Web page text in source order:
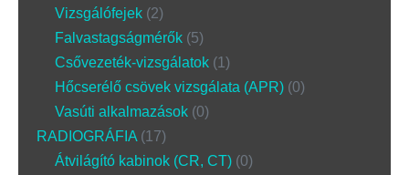
Vizsgálófejek 2
Falvastagságmérők 5
Csővezeték-vizsgálatok 1
Hőcserélő csövek vizsgálata (APR) 0
Vasúti alkalmazások 0
RADIOGRÁFIA 17
Átvilágító kabinok (CR, CT) 0